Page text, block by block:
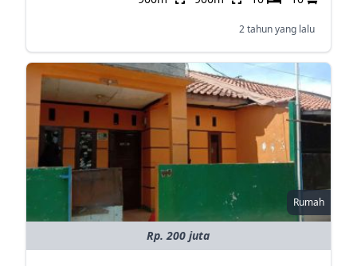
2 tahun yang lalu
Rumah
Rp. 200 juta